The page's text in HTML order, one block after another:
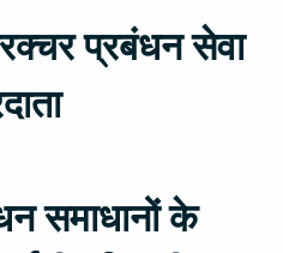
प्रबंधन सेवा
समाधानों के